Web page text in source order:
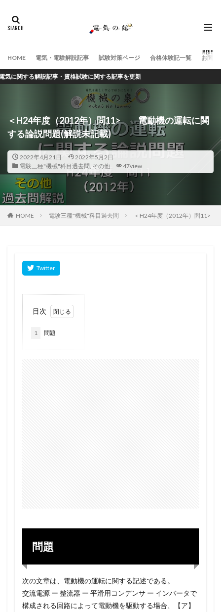
HOME 電気・電験解説記事 試験対策ページ 合格体験記一覧 お問い
する解説記事・資格試験に関する記事を更新
＜H24年度（2012年）問11> 電動機の運転に関
する論説問題(解説未記載)
2022年4月21日
2022年5月2日
電験三種"機械"科目過去問, その他 47view
HOME 電験三種"機械"科目過去問 ＜H24年度（2012年）問11>
目次
1 問題
問題
次の文章は、電動機の運転に関する記述である。
交流電源 ー 整流器 ー 平滑用コンデンサ ー インバータで
構成される回路によって電動機を駆動する場合、【ア】